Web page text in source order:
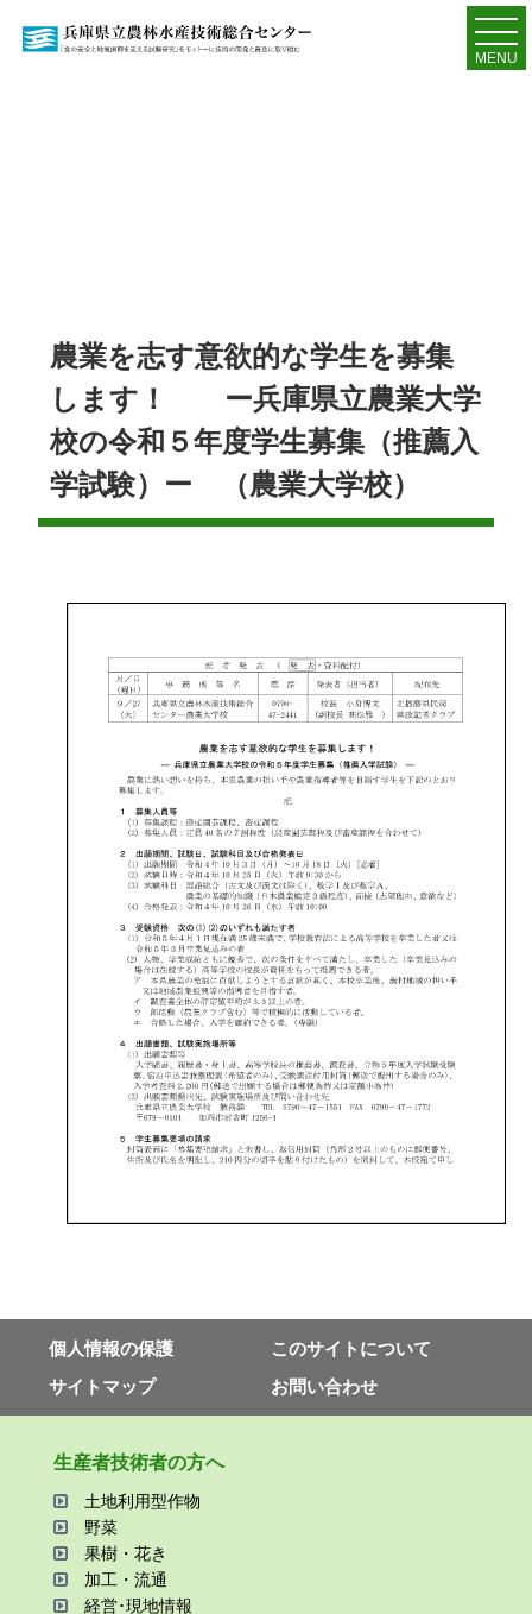
MENU
農業を志す意欲的な学生を募集
します！ ー兵庫県立農業大学
校の令和５年度学生募集（推薦入
学試験）ー （農業大学校）
個⼈情報の保護
このサイトについて
サイトマップ
お問い合わせ
⽣産者技術者の⽅へ
⼟地利⽤型作物
野菜
果樹・花き
加⼯・流通
経営･現地情報